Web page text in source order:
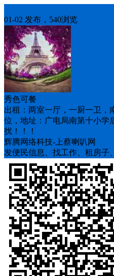
01-02 发布，540浏览
秀色可餐
出租：两室一厅，一厨一卫，
位，地址：广电局南第十小
扰！！！
辉腾网络科技-上蔡喇叭网
发便民信息、找工作、租房子